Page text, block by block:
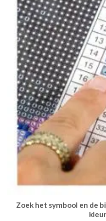
Zoek het symbool en de